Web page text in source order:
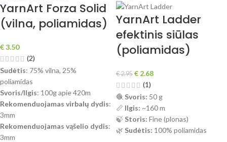
YarnArt Forza Solid
(vilna, poliamidas)
€3.50
(2)
Sudėtis: 75% vilna, 25%
poliamidas
Svoris/Ilgis: 100g apie 420m
Rekomenduojamas virbalų dydis:
3mm
Rekomenduojamas vąšelio dydis:
3mm
YarnArt Ladder
efektinis siūlas
(poliamidas)
€2.95 € 2.68
(1)
🧶 Svoris: 50 g
📏 Ilgis: ~160 m
🍃 Storis: Fine (plonas)
🌿 Sudėtis: 100% poliamidas